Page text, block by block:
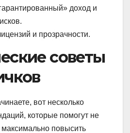
доход и
и прозрачности.
советы
вот несколько
которые помогут не
максимально повысить